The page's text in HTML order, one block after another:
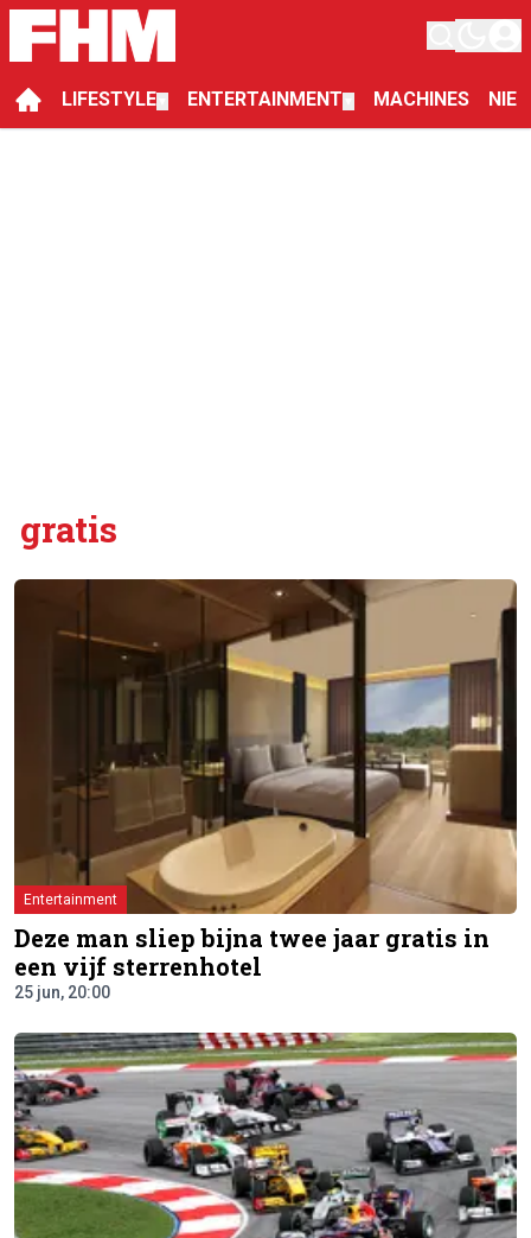
LIFESTYLE ENTERTAINMENT MACHINES
gratis
Entertainment
Deze man sliep bijna twee jaar gratis in
een vijf sterrenhotel
25 jun, 20:00